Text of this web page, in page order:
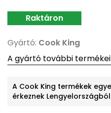
Gyártó: Cook King
A gyártó további termékei
A Cook King termékek
érkeznek